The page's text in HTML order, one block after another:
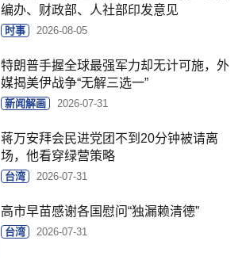
编办、财政部、人社部印发意见
时事 2026-08-05
特朗普手握全球最强军力却无计可施，外
媒揭美伊战争“无解三选一”
新闻解画 2026-07-31
蒋万安拜会民进党团不到20分钟被请离
场，他看穿绿营策略
台湾 2026-07-31
高市早苗感谢各国慰问“独漏赖清德”
台湾 2026-07-31